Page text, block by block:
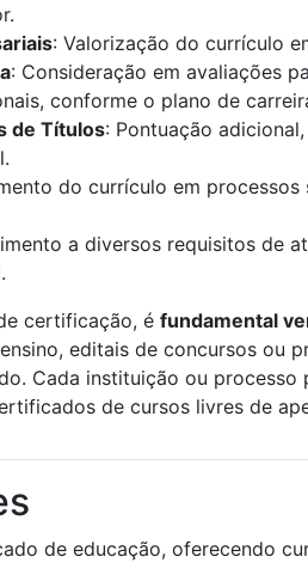
: Valorização do currículo
: Consideração em avaliações
conforme o plano de
de Títulos: Pontuação
do currículo em
a diversos requisitos de
certificação, é fundamental
editais de concursos ou
Cada instituição ou processo
de cursos livres de
de educação, oferecendo